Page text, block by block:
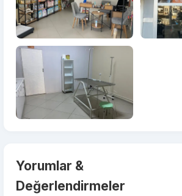
Yorumlar &
Değerlendirmeler